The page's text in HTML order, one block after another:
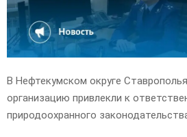
U
В Нефтекумском округе
организацию привлекли к
природоохранного